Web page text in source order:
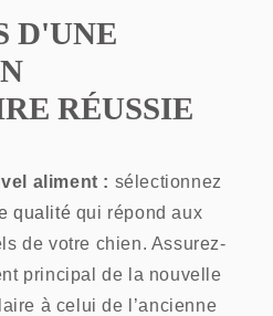
D'UNE
RÉUSSIE
aliment : sélectionnez
qualité qui répond aux
de votre chien. Assurez-
principal de la nouvelle
à celui de l’ancienne